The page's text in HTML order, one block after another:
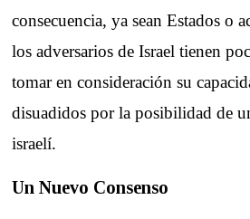
consecuencia, ya sean Estados o
los adversarios de Israel tienen
tomar en consideración su
disuadidos por la posibilidad de
israelí.
Un Nuevo Consenso